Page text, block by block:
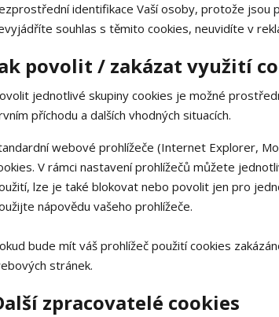
identifikace Vaší osoby, protože jsou
souhlas s těmito cookies, neuvidíte v
povolit / zakázat využití
jednotlivé skupiny cookies je možné
příchodu a dalších vhodných situacích.
webové prohlížeče (Internet Explorer,
V rámci nastavení prohlížečů můžete
lze je také blokovat nebo povolit jen pro
nápovědu vašeho prohlížeče.
bude mít váš prohlížeč použití cookies
stránek.
zpracovatelé cookies